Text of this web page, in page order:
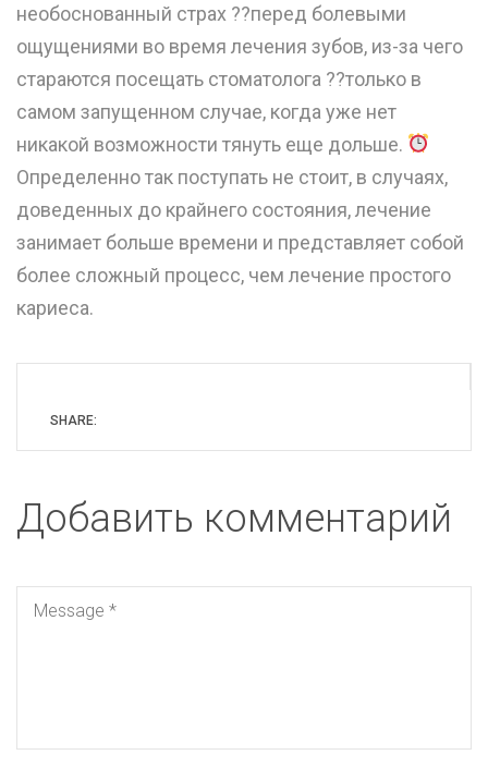
необоснованный страх ??перед болевыми
ощущениями во время лечения зубов, из-за чего
стараются посещать стоматолога ?‍?только в
самом запущенном случае, когда уже нет
никакой возможности тянуть еще дольше.
Определенно так поступать не стоит, в случаях,
доведенных до крайнего состояния, лечение
занимает больше времени и представляет собой
более сложный процесс, чем лечение простого
кариеса.
SHARE:
Добавить комментарий